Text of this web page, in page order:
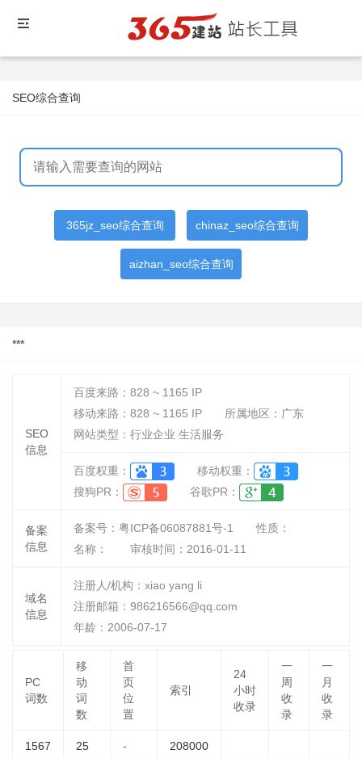
SEO综合查询
365jz_seo综合查询 chinaz_seo综合查询
aizhan_seo综合查询
***
SEO
信息
百度来路： 828 ~ 1165 IP
移动来路： 828 ~ 1165 IP
所属地区：广东
网站类型：行业企业 生活服务
百度权重：
移动权重：
搜狗PR：
谷歌PR：
备案
信息
备案号：粤ICP备06087881号-1
性质：
名称：
审核时间： 2016-01-11
域名
信息
注册人/机构：xiao yang li
注册邮箱：986216566@qq.com
年龄：2006-07-17
PC
词数
移
动
词
数
首
页
位
置
索引
24
小时
收录
一
周
收
录
一
月
收
录
1567 25 - 208000